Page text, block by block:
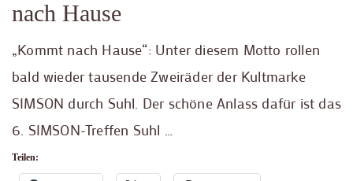
nach Hause
„Kommt nach Hause“: Unter diesem Motto rollen
bald wieder tausende Zweiräder der Kultmarke
SIMSON durch Suhl. Der schöne Anlass dafür ist das
6. SIMSON-Treffen Suhl …
Teilen: